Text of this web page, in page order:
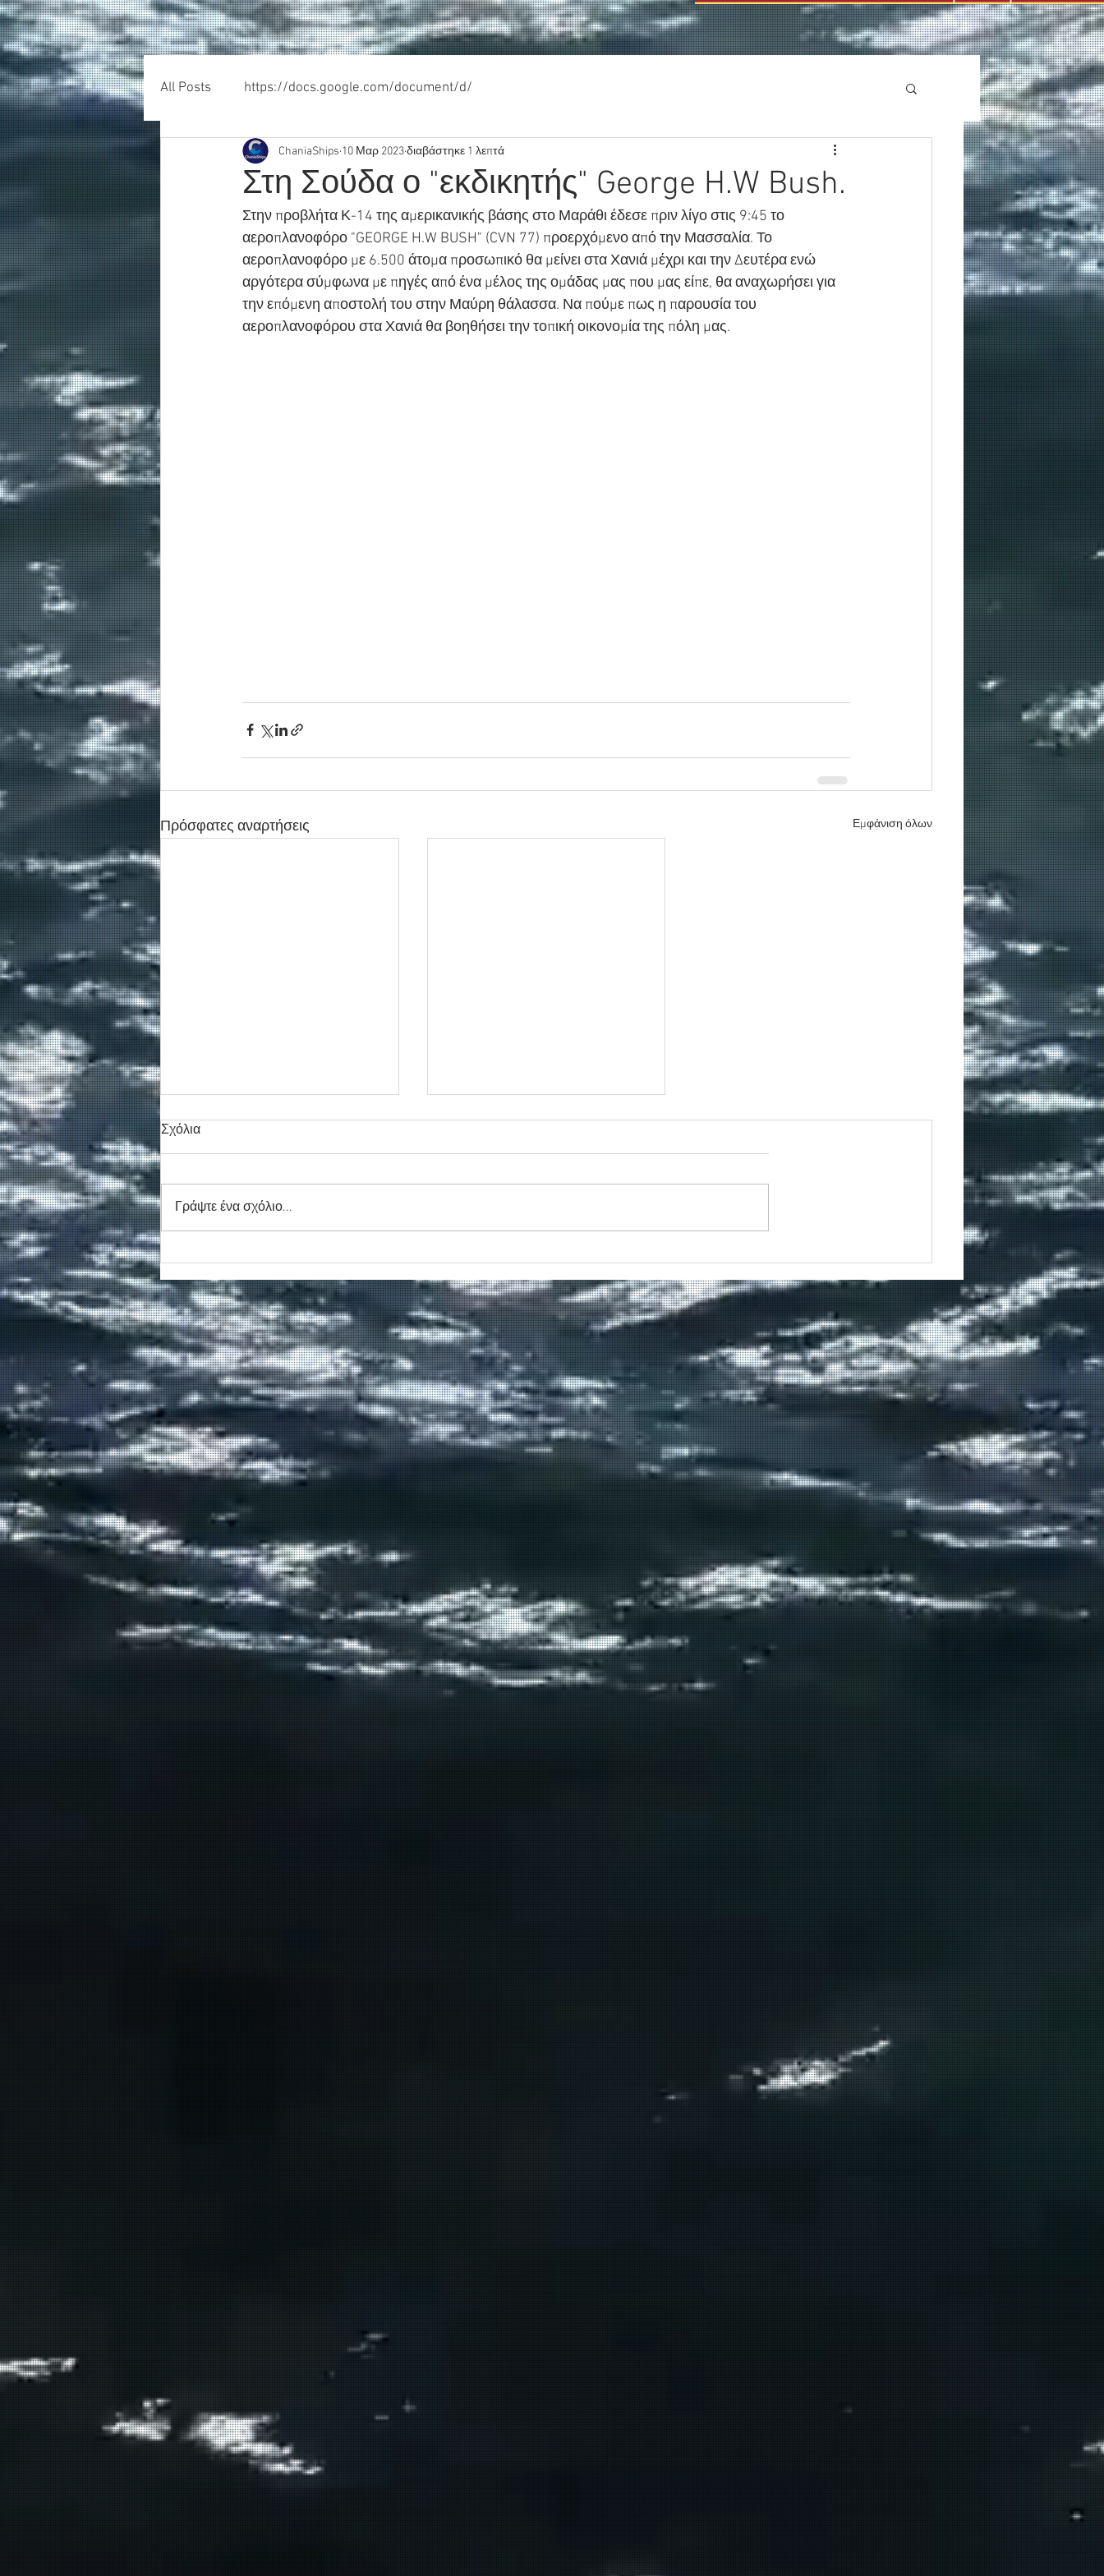
All Posts https://docs.google.com/document/d/
Στη Σούδα ο "εκδικητής" George H.W Bush.
ChaniaShips 10 Μαρ 2023διαβάστηκε 1 λεπτά
Στην προβλήτα Κ-14 της αμερικανικής βάσης στο Μαράθι έδεσε πριν λίγο στις 9:45 το
αεροπλανοφόρο "GEORGE H.W BUSH" (CVN 77) προερχόμενο από την Μασσαλία. Το
αεροπλανοφόρο με 6.500 άτομα προσωπικό θα μείνει στα Χανιά μέχρι και την Δευτέρα ενώ
αργότερα σύμφωνα με πηγές από ένα μέλος της ομάδας μας που μας είπε, θα αναχωρήσει για
την επόμενη αποστολή του στην Μαύρη θάλασσα. Να πούμε πως η παρουσία του
αεροπλανοφόρου στα Χανιά θα βοηθήσει την τοπική οικονομία της πόλη μας.
Πρόσφατες αναρτήσεις Εμφάνιση όλων
Κασσελάκη στο λιμάνι της
Σούδας
μεταφοράς μεταναστών από τη
Σούδα
Σχόλια
Γράψτε ένα σχόλιο...